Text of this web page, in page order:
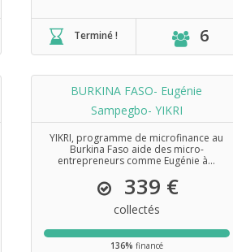
Terminé ! 6
BURKINA FASO- Eugénie
Sampegbo- YIKRI
YIKRI, programme de microfinance au
Burkina Faso aide des micro-
entrepreneurs comme Eugénie à...
339 €
collectés
136% financé